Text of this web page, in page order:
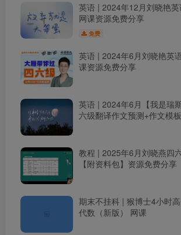
英语 | 2024年12月刘晓艳
网课资源免费分享
免费
英语 | 2024年6月刘晓艳英
课资源免费分享
英语 | 2024年6月【我是瑞
六级翻译作文预测+作文模板
教程 | 2025年6月刘晓燕四
【附资料包】资源免费分享
期末不挂科 | 猴博士4小时
代数（新版） 网课